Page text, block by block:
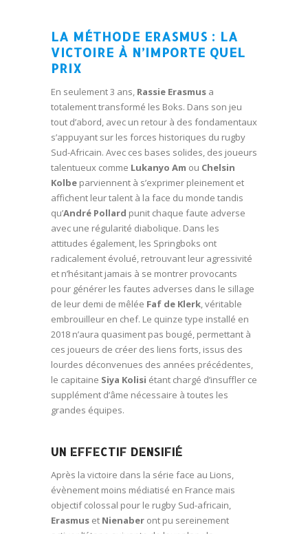
LA MÉTHODE ERASMUS : LA
VICTOIRE À N’IMPORTE QUEL
PRIX
En seulement 3 ans, Rassie Erasmus a
totalement transformé les Boks. Dans son jeu
tout d’abord, avec un retour à des fondamentaux
s’appuyant sur les forces historiques du rugby
Sud-Africain. Avec ces bases solides, des joueurs
talentueux comme Lukanyo Am ou Chelsin
Kolbe parviennent à s’exprimer pleinement et
affichent leur talent à la face du monde tandis
qu’André Pollard punit chaque faute adverse
avec une régularité diabolique. Dans les
attitudes également, les Springboks ont
radicalement évolué, retrouvant leur agressivité
et n’hésitant jamais à se montrer provocants
pour générer les fautes adverses dans le sillage
de leur demi de mêlée Faf de Klerk, véritable
embrouilleur en chef. Le quinze type installé en
2018 n’aura quasiment pas bougé, permettant à
ces joueurs de créer des liens forts, issus des
lourdes déconvenues des années précédentes,
le capitaine Siya Kolisi étant chargé d’insuffler ce
supplément d’âme nécessaire à toutes les
grandes équipes.
UN EFFECTIF DENSIFIÉ
Après la victoire dans la série face au Lions,
évènement moins médiatisé en France mais
objectif colossal pour le rugby Sud-africain,
Erasmus et Nienaber ont pu sereinement